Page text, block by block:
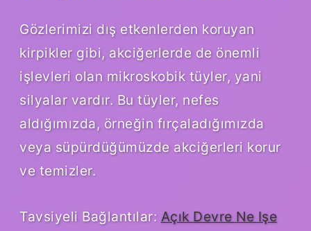
Gözlerimizi dış etkenlerden koruyan
kirpikler gibi, akciğerlerde de önemli
işlevleri olan mikroskobik tüyler, yani
silyalar vardır. Bu tüyler, nefes
aldığımızda, örneğin fırçaladığımızda
veya süpürdüğümüzde akciğerleri korur
ve temizler.
Tavsiyeli Bağlantılar: Açık Devre Ne Işe